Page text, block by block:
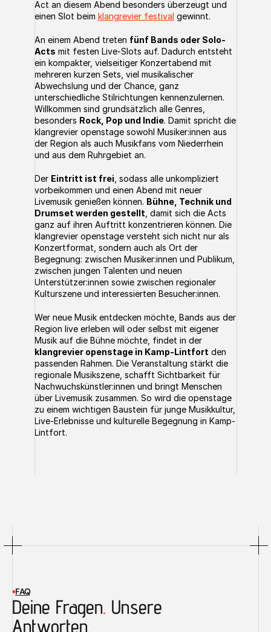
Act an diesem Abend besonders überzeugt und
einen Slot beim klangrevier festival gewinnt.
An einem Abend treten fünf Bands oder Solo-
Acts mit festen Live-Slots auf. Dadurch entsteht
ein kompakter, vielseitiger Konzertabend mit
mehreren kurzen Sets, viel musikalischer
Abwechslung und der Chance, ganz
unterschiedliche Stilrichtungen kennenzulernen.
Willkommen sind grundsätzlich alle Genres,
besonders Rock, Pop und Indie. Damit spricht die
klangrevier openstage sowohl Musiker:innen aus
der Region als auch Musikfans vom Niederrhein
und aus dem Ruhrgebiet an.
Der Eintritt ist frei , sodass alle unkompliziert
vorbeikommen und einen Abend mit neuer
Livemusik genießen können. Bühne, Technik und
Drumset werden gestellt , damit sich die Acts
ganz auf ihren Auftritt konzentrieren können. Die
klangrevier openstage versteht sich nicht nur als
Konzertformat, sondern auch als Ort der
Begegnung: zwischen Musiker:innen und Publikum,
zwischen jungen Talenten und neuen
Unterstützer:innen sowie zwischen regionaler
Kulturszene und interessierten Besucher:innen.
Wer neue Musik entdecken möchte, Bands aus der
Region live erleben will oder selbst mit eigener
Musik auf die Bühne möchte, findet in der
klangrevier openstage in Kamp-Lintfort den
passenden Rahmen. Die Veranstaltung stärkt die
regionale Musikszene, schafft Sichtbarkeit für
Nachwuchskünstler:innen und bringt Menschen
über Livemusik zusammen. So wird die openstage
zu einem wichtigen Baustein für junge Musikkultur,
Live-Erlebnisse und kulturelle Begegnung in Kamp-
Lintfort.
FAQ
Deine Fragen. Unsere
Antworten.